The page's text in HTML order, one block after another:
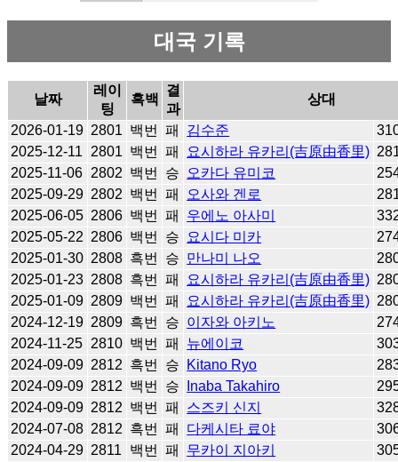
대국 기록
날짜
레이
팅
흑백
결
과
상대
2026-01-19 2801 백번 패 김수준
2025-12-11
2801 백번 패 요시하라 유카리(吉原由香里)
2025-11-06 2802 백번 승 오카다 유미코
2025-09-29 2802 백번 패 오사와 겐로
2025-06-05 2806 백번 패 우에노 아사미
2025-05-22 2806 백번 승 요시다 미카
2025-01-30 2808 흑번 승 만나미 나오
2025-01-23 2808 흑번 패 요시하라 유카리(吉原由香里)
2025-01-09 2809 백번 패 요시하라 유카리(吉原由香里)
2024-12-19 2809 흑번 승 이자와 아키노
2024-11-25 2810 백번 패 뉴에이코
2024-09-09 2812 흑번 승 Kitano Ryo
2024-09-09 2812 백번 승 Inaba Takahiro
2024-09-09 2812 백번 패 스즈키 신지
2024-07-08 2812 흑번 패 다케시타 료야
2024-04-29 2811 백번 패 무카이 지아키